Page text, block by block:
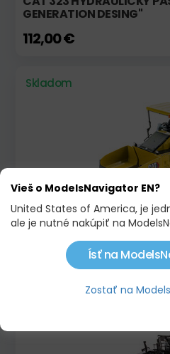
GENERATION DESING"
112,00 €
Skladom
CAT AP655 ASPHALT
110,00 €
Vieš o ModelsNavigator EN?
United States of America, je
ale je nutné nakúpiť na
Ísť na
Zostať na